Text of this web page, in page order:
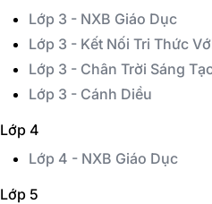
Lớp 3 - NXB Giáo Dục
Lớp 3 - Kết Nối Tri Thức
Lớp 3 - Chân Trời Sáng
Lớp 3 - Cánh Diều
Lớp 4
Lớp 4 - NXB Giáo Dục
Lớp 5